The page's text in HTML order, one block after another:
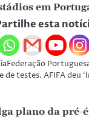
em
esta
de testes. AFIFA deu
plano da pré-